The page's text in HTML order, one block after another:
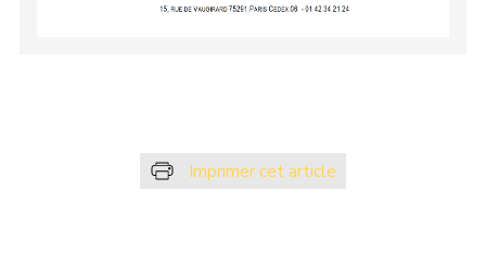
Imprimer cet article